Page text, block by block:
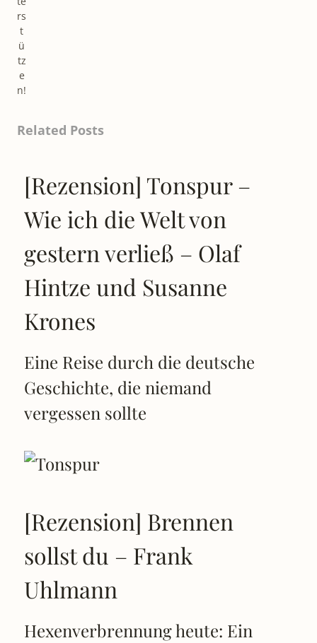
rs
t
ü
tz
e
n!
Related Posts
[Rezension] Tonspur –
Wie ich die Welt von
gestern verließ – Olaf
Hintze und Susanne
Krones
Eine Reise durch die deutsche
Geschichte, die niemand
vergessen sollte
[Rezension] Brennen
sollst du – Frank
Uhlmann
Hexenverbrennung heute: Ein